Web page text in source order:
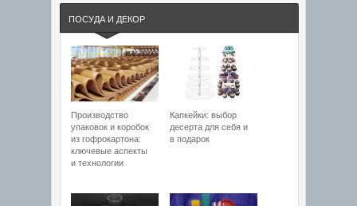
ПОСУДА И ДЕКОР
Производство
упаковок и коробок
из гофрокартона:
ключевые аспекты
и технологии
Капкейки: выбор
десерта для себя и
в подарок